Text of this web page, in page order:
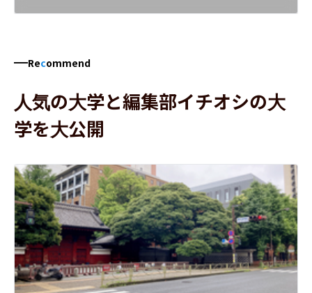
Recommend
人気の大学と編集部イチオシの大
学を大公開